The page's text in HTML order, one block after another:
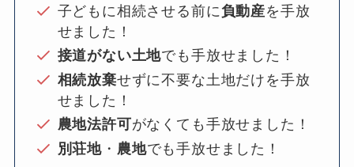
子どもに相続させる前に負動産を手放
せました！
接道がない土地でも手放せました！
相続放棄せずに不要な土地だけを手放
せました！
農地法許可がなくても手放せました！
別荘地 ・ 農地でも手放せました！